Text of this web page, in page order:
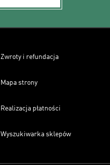
Zwroty i refundacja
Mapa strony
Realizacja płatności
Wyszukiwarka sklepów